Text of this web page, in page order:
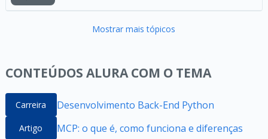
Mostrar mais tópicos
CONTEÚDOS ALURA COM O TEMA
Carreira Desenvolvimento Back-End Python
Artigo MCP: o que é, como funciona e diferenças